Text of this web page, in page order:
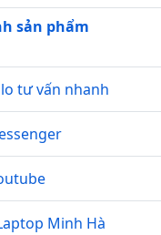
sản phẩm
tư vấn nhanh
Minh Hà